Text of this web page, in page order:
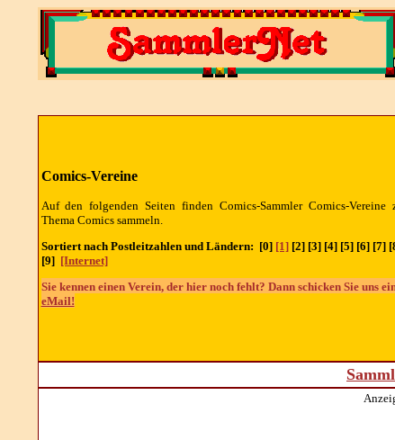
Comics-Vereine
Auf den folgenden Seiten finden Comics-Sammler Comics-Vereine
Thema Comics sammeln.
Sortiert nach Postleitzahlen und Ländern: [0] [1][2] [3] [4] [5] [6] [7]
[9] [Internet]
Sie kennen einen Verein, der hier noch fehlt? Dann schicken Sie uns
eMail!